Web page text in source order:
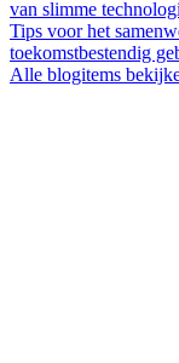
van slimme
Tips voor het
toekomstbestendig
Alle blogitems